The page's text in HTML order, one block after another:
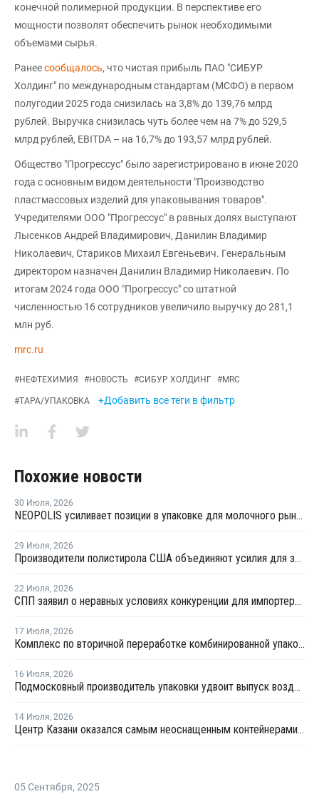
конечной полимерной продукции. В перспективе его
мощности позволят обеспечить рынок необходимыми
объемами сырья.
Ранеесообщалось, что чистая прибыль ПАО "СИБУР
Холдинг" по международным стандартам (МСФО) в первом
полугодии 2025 года снизилась на 3,8% до 139,76 млрд
рублей. Выручка снизилась чуть более чем на 7% до 529,5
млрд рублей, EBITDA – на 16,7% до 193,57 млрд рублей.
Общество "Прогрессус" было зарегистрировано в июне 2020
года с основным видом деятельности "Производство
пластмассовых изделий для упаковывания товаров".
Учредителями ООО "Прогрессус" в равных долях выступают
Лысенков Андрей Владимирович, Данилин Владимир
Николаевич, Стариков Михаил Евгеньевич. Генеральным
директором назначен Данилин Владимир Николаевич. По
итогам 2024 года ООО "Прогрессус" со штатной
численностью 16 сотрудников увеличило выручку до 281,1
млн руб.
mrc.ru
#НЕФТЕХИМИЯ #НОВОСТЬ #СИБУР ХОЛДИНГ #MRC
#ТАРА/УПАКОВКА +Добавить все теги в фильтр
Похожие новости
30 Июля, 2026
NEOPOLIS усиливает позиции в упаковке для молочного рынка
29 Июля, 2026
Производители полистирола США объединяют усилия для защиты рынка от экологических ограничений
22 Июля, 2026
СПП заявил о неравных условиях конкуренции для импортеров полимерной упаковки в рамках российского РОП
17 Июля, 2026
Комплекс по вторичной переработке комбинированной упаковки запущен в Челябинске
16 Июля, 2026
Подмосковный производитель упаковки удвоит выпуск воздушно-пузырчатой пленки до 30 млн кв. метров в год
14 Июля, 2026
Центр Казани оказался самым неоснащенным контейнерами раздельного сбора отходов
05 Сентября, 2025